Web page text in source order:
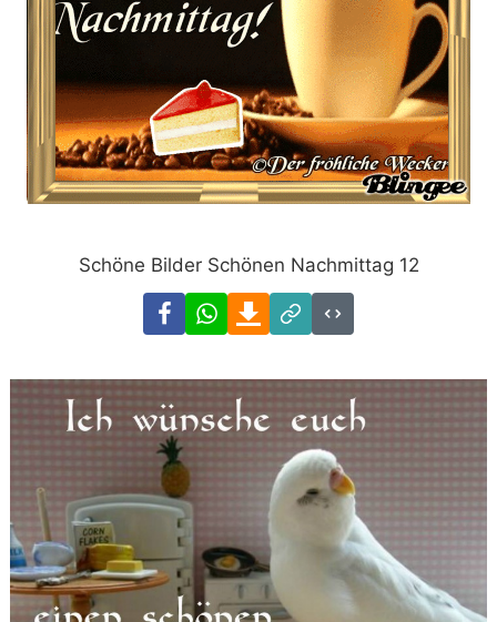
Schöne Bilder Schönen Nachmittag 12
FacebookWhatsAppDownload
Link
Code